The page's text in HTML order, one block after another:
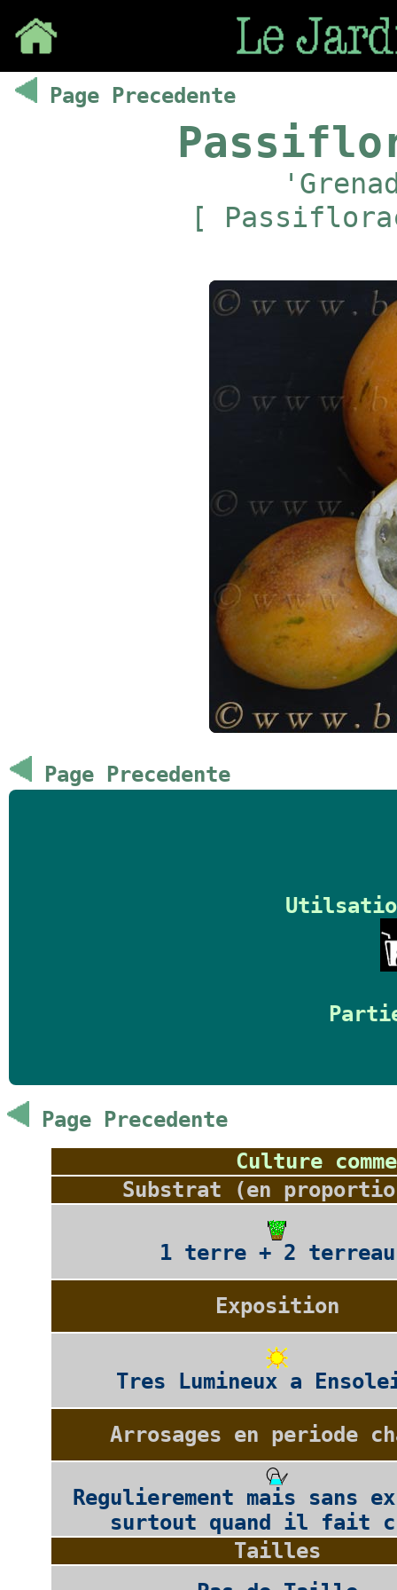
Page Precedente
[
Page Precedente
Page Precedente
Culture
Substrat (en
1 terre + 2 terreau
Exposition
Tres Lumineux a
Arrosages en periode
Regulierement mais sans
surtout quand il fait
Tailles